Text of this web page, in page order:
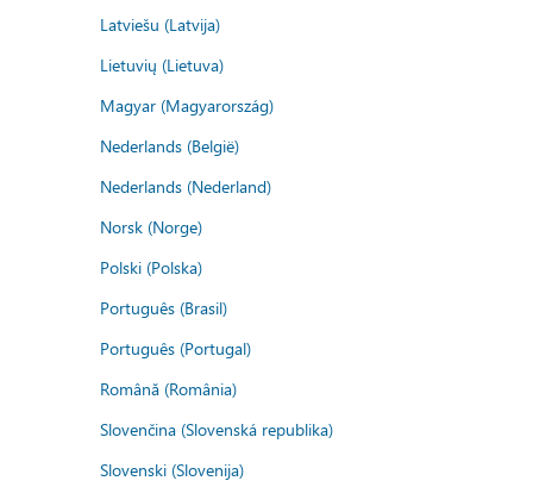
Latviešu (Latvija)
Lietuvių (Lietuva)
Magyar (Magyarország)
Nederlands (België)
Nederlands (Nederland)
Norsk (Norge)
Polski (Polska)
Português (Brasil)
Português (Portugal)
Română (România)
Slovenčina (Slovenská republika)
Slovenski (Slovenija)